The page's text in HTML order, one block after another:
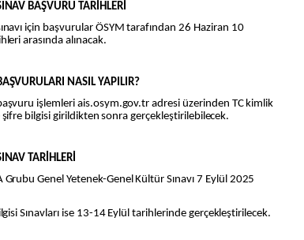
BAŞVURU TARİHLERİ
için başvurular ÖSYM tarafından 26 Haziran 10
arasında alınacak.
NASIL YAPILIR?
işlemleri ais.osym.gov.tr adresi üzerinden TC kimlik
şifre bilgisi girildikten sonra gerçekleştirilebilecek.
TARİHLERİ
Grubu Genel Yetenek-Genel Kültür Sınavı 7 Eylül 2025
Sınavları ise 13-14 Eylül tarihlerinde gerçekleştirilecek.